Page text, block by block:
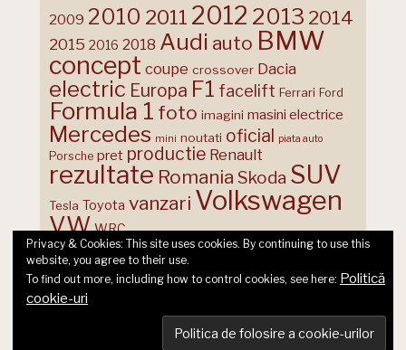
2009 2010 2011 2012 2013 2014
2015 2016 2018 Audi auto BMW
concept coupe crossover Dacia
electric Europa F1 facelift Ferrari Ford
Formula 1 foto imagini masini electrice
Mercedes mini noutati oficial piata auto
Porsche pret productie Renault
rezultate Romania Skoda SUV
Tesla Toyota vanzari Volkswagen
VW WRC
© 2026 Ecart Media SRL | made by Nina Cocea &infin
Privacy & Cookies: This site uses cookies. By continuing to use this
website, you agree to their use.
To find out more, including how to control cookies, see here: Politică
cookie-uri